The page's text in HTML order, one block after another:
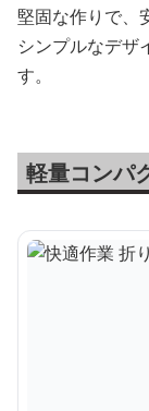
堅固な作りで、
シンプルなデザ
す。
軽量コンパ